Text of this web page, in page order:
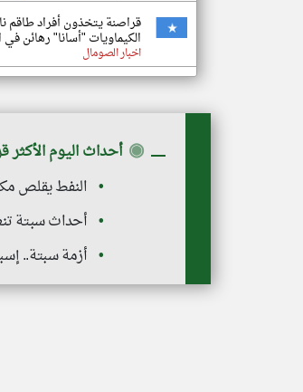
قراصنة يتخذون أفراد طاقم
الكيماويات "أسانا" رهائن
اخبار الصومال
◉ أحداث اليوم الأكثر
النفط يقلص
أحداث سبتة
أزمة سبتة..